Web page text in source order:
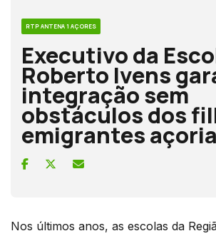
RTP ANTENA 1 AÇORES
Executivo da
Roberto Ivens
integração sem
obstáculos dos
emigrantes
Nos últimos anos, as escolas da